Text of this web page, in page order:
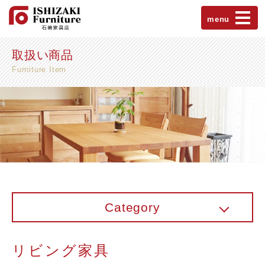
menu
取扱い商品
Furniture Item
Category
リビング家具